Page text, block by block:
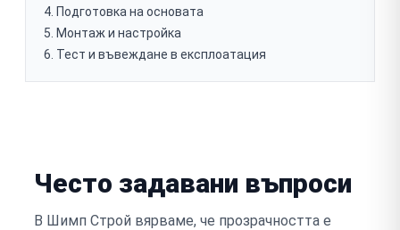
Подготовка на основата
Монтаж и настройка
Тест и въвеждане в експлоатация
Често задавани въпроси
В Шимп Строй вярваме, че прозрачността е